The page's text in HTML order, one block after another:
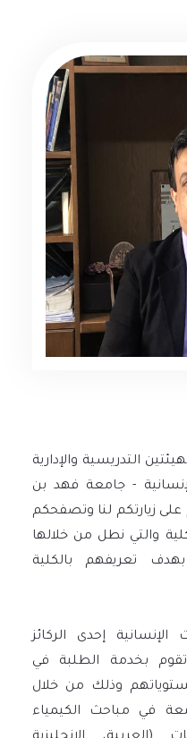
التدريسية والإدارية
- جامعة فهد بن
زيارتكم لنا وتصفحكم
والتي نطل من خلالها
بهدف تعريفهم بالكلية
إحدى الركائز
بخدمة الطلبة في
وذلك من خلال
في مباحث الكيمياء